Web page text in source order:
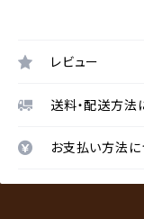
レビュー
送料・配送方法
お支払い方法に